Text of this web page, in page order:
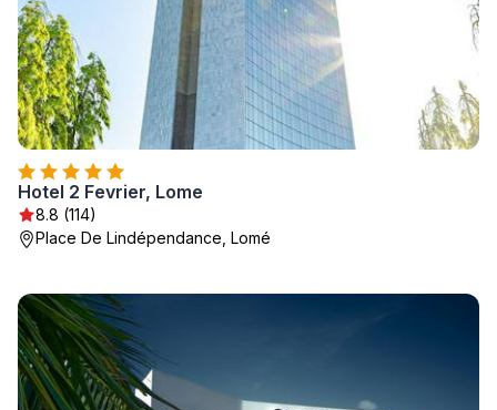
Hotel 2 Fevrier, Lome
8.8 (114)
Place De Lindépendance, Lomé